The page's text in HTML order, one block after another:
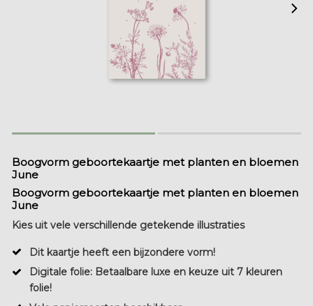
Boogvorm geboortekaartje met planten en bloemen
June
Boogvorm geboortekaartje met planten en bloemen
June
Kies uit vele verschillende getekende illustraties
Dit kaartje heeft een bijzondere vorm!
Digitale folie: Betaalbare luxe en keuze uit 7 kleuren
folie!